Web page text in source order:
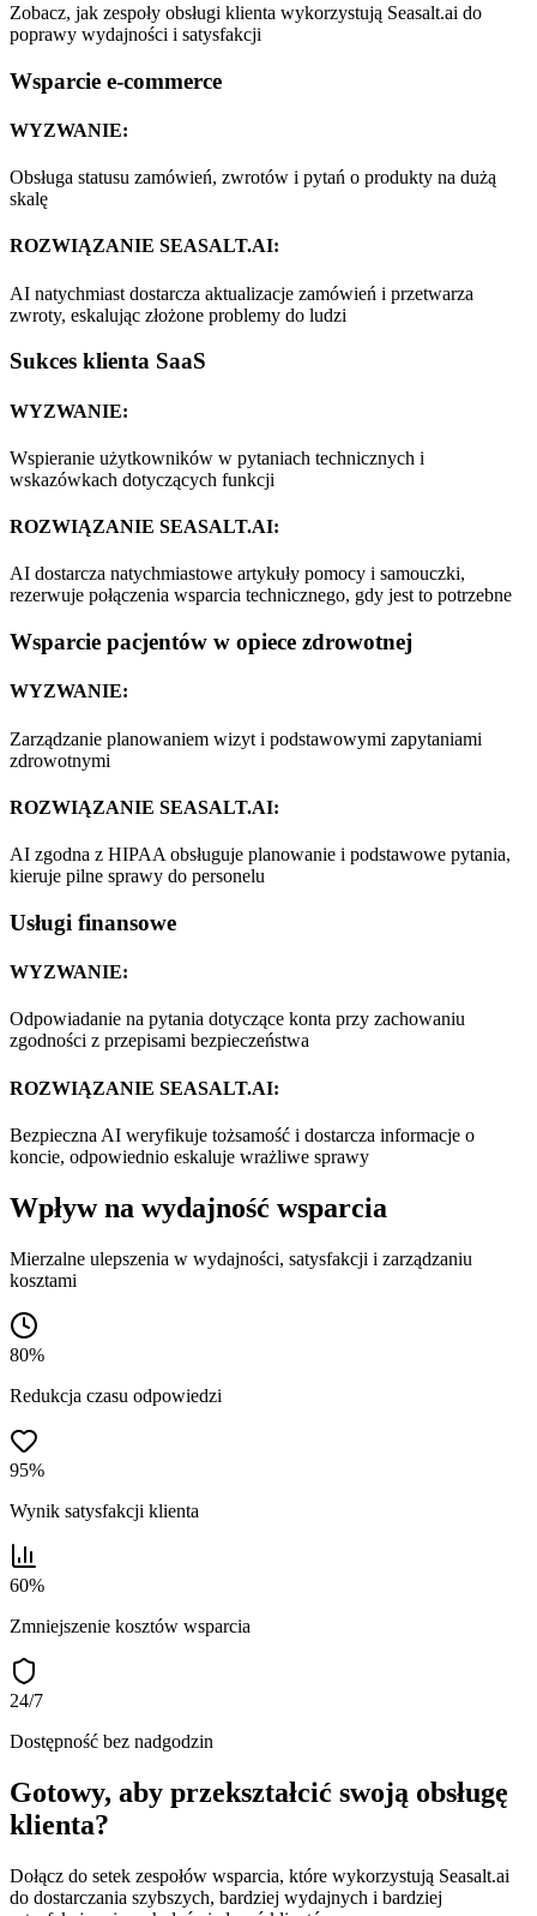
Zobacz, jak zespoły obsługi klienta wykorzystują Seasalt.ai do
poprawy wydajności i satysfakcji
Wsparcie e-commerce
WYZWANIE:
Obsługa statusu zamówień, zwrotów i pytań o produkty na dużą
skalę
ROZWIĄZANIE SEASALT.AI:
AI natychmiast dostarcza aktualizacje zamówień i przetwarza
zwroty, eskalując złożone problemy do ludzi
Sukces klienta SaaS
WYZWANIE:
Wspieranie użytkowników w pytaniach technicznych i
wskazówkach dotyczących funkcji
ROZWIĄZANIE SEASALT.AI:
AI dostarcza natychmiastowe artykuły pomocy i samouczki,
rezerwuje połączenia wsparcia technicznego, gdy jest to potrzebne
Wsparcie pacjentów w opiece zdrowotnej
WYZWANIE:
Zarządzanie planowaniem wizyt i podstawowymi zapytaniami
zdrowotnymi
ROZWIĄZANIE SEASALT.AI:
AI zgodna z HIPAA obsługuje planowanie i podstawowe pytania,
kieruje pilne sprawy do personelu
Usługi finansowe
WYZWANIE:
Odpowiadanie na pytania dotyczące konta przy zachowaniu
zgodności z przepisami bezpieczeństwa
ROZWIĄZANIE SEASALT.AI:
Bezpieczna AI weryfikuje tożsamość i dostarcza informacje o
koncie, odpowiednio eskaluje wrażliwe sprawy
Wpływ na wydajność wsparcia
Mierzalne ulepszenia w wydajności, satysfakcji i zarządzaniu
kosztami
80%
Redukcja czasu odpowiedzi
95%
Wynik satysfakcji klienta
60%
Zmniejszenie kosztów wsparcia
24/7
Dostępność bez nadgodzin
Gotowy, aby przekształcić swoją obsługę
klienta?
Dołącz do setek zespołów wsparcia, które wykorzystują Seasalt.ai
do dostarczania szybszych, bardziej wydajnych i bardziej